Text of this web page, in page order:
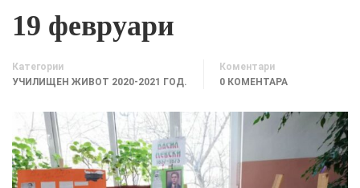
19 февруари
Категории
УЧИЛИЩЕН ЖИВОТ 2020-2021 ГОД.
Коментари
0 КОМЕНТАРА